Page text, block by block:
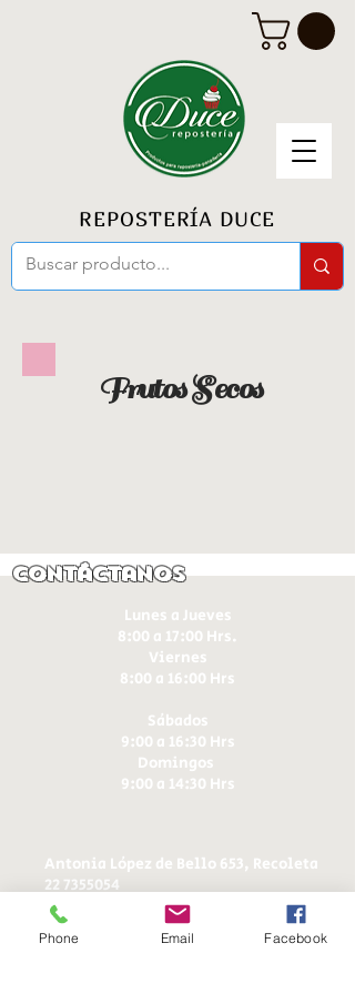
REPOSTERÍA DUCE
Frutos Secos
Contáctanos
Lunes a Jueves
8:00 a 17:00 Hrs.
Viernes
8:00 a 16:00 Hrs​
Sábados
9:00 a 16:30 Hrs
Domingos
9:00 a 14:30 Hrs
Antonia López de Bello 653, Recoleta
22 7355054
22 7375725
+56 9 75224598
ducereposteria@gmail.com
Phone Email Facebook